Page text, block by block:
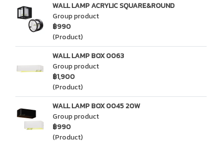
WALL LAMP ACRYLIC SQUARE&ROUND
Group product
฿990
(Product)
WALL LAMP BOX 0063
Group product
฿1,900
(Product)
WALL LAMP BOX 0045 20W
Group product
฿990
(Product)